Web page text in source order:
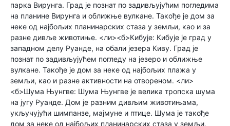
парка Вирунга. Град је познат по задивљујућим погледима
на планине Вирунга и оближње вулкане. Такође је дом за
неке од најбољих планинарских стаза у земљи, као и за
разне дивље животиње. <ли><б>Кибује: Кибује је град у
западном делу Руанде, на обали језера Киву. Град је
познат по задивљујућем погледу на језеро и оближње
вулкане. Такође је дом за неке од најбољих плажа у
земљи, као и разне активности на отвореном. <ли>
<б>Шума Њунгве: Шума Њунгве је велика тропска шума
на југу Руанде. Дом је разним дивљим животињама,
укључујући шимпанзе, мајмуне и птице. Шума је такође
дом за неке од најбољих планинарских стаза у земљи,